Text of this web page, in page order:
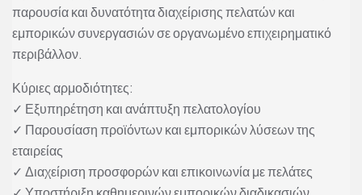
παρουσία και δυνατότητα διαχείρισης πελατών και
εμπορικών συνεργασιών σε οργανωμένο επιχειρηματικό
περιβάλλον.
Κύριες αρμοδιότητες:
✓ Εξυπηρέτηση και ανάπτυξη πελατολογίου
✓ Παρουσίαση προϊόντων και εμπορικών λύσεων της
εταιρείας
✓ Διαχείριση προσφορών και επικοινωνία με πελάτες